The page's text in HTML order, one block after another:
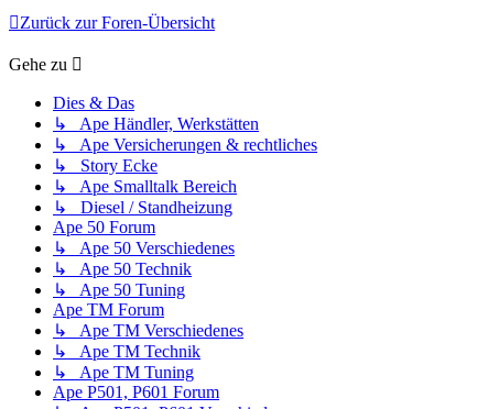
Zurück zur Foren-Übersicht
Gehe zu
Dies & Das
↳ Ape Händler, Werkstätten
↳ Ape Versicherungen & rechtliches
↳ Story Ecke
↳ Ape Smalltalk Bereich
↳ Diesel / Standheizung
Ape 50 Forum
↳ Ape 50 Verschiedenes
↳ Ape 50 Technik
↳ Ape 50 Tuning
Ape TM Forum
↳ Ape TM Verschiedenes
↳ Ape TM Technik
↳ Ape TM Tuning
Ape P501, P601 Forum